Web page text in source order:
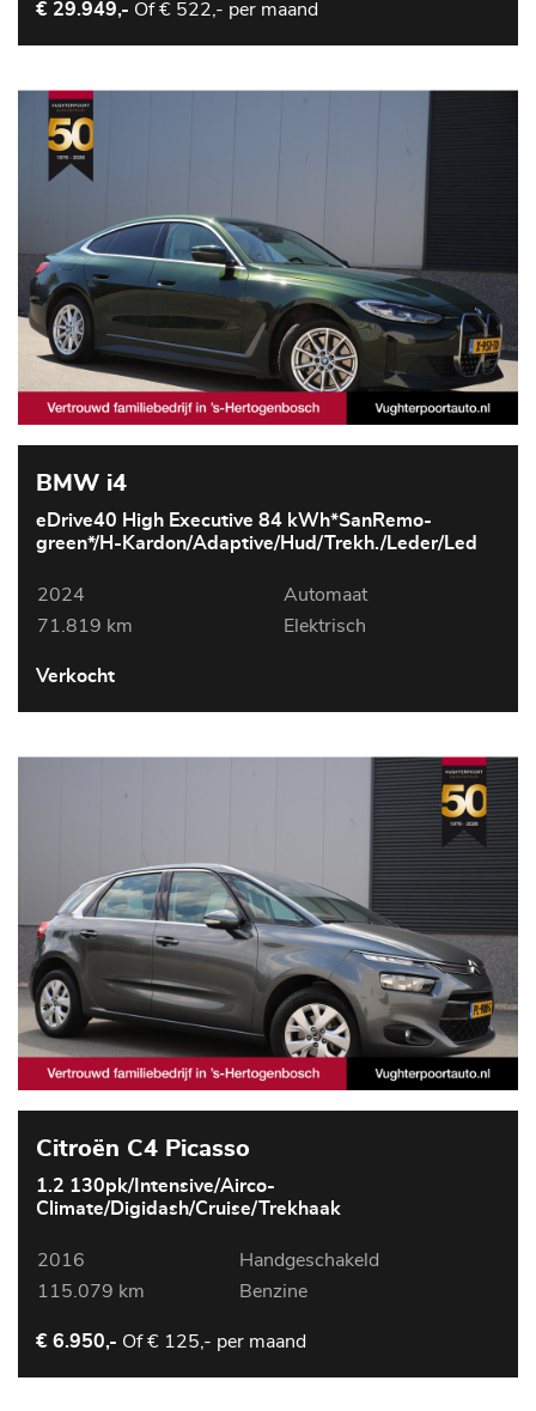
€ 29.949,- Of€ 522,- per maand
BMW i4
eDrive40 High Executive 84 kWh*SanRemo-
green*/H-Kardon/Adaptive/Hud/Trekh./Leder/Led
2024
Automaat
71.819 km
Elektrisch
Verkocht
Citroën C4 Picasso
1.2 130pk/Intensive/Airco-
Climate/Digidash/Cruise/Trekhaak
2016
Handgeschakeld
115.079 km
Benzine
€ 6.950,- Of€ 125,- per maand